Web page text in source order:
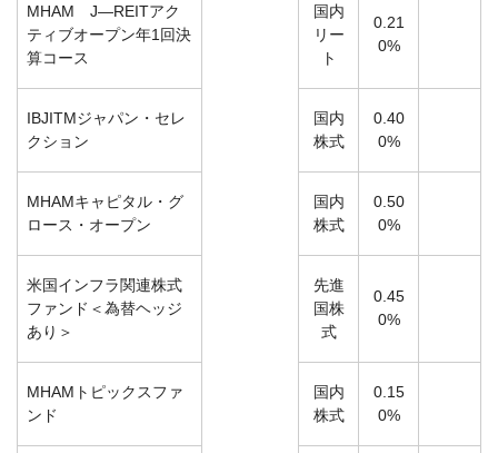
MHAM J―REITアク
ティブオープン年1回決
算コース
国内
リー
ト
0.21
0%
IBJITMジャパン・セレ
クション
国内
株式
0.40
0%
MHAMキャピタル・グ
ロース・オープン
国内
株式
0.50
0%
米国インフラ関連株式
ファンド＜為替ヘッジ
あり＞
先進
国株
式
0.45
0%
MHAMトピックスファ
ンド
国内
株式
0.15
0%